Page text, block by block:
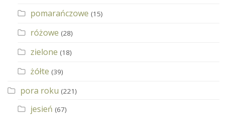
pomarańczowe (15)
różowe (28)
zielone (18)
żółte (39)
pora roku (221)
jesień (67)